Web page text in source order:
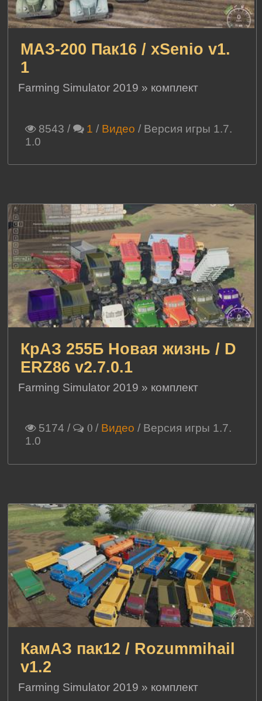
МАЗ-200 Пак16 / xSenio v1.
1
Farming Simulator 2019 » комплект
8543 / 1 / Видео / Версия игры 1.7.
1.0
КрАЗ 255Б Новая жизнь / D
ERZ86 v2.7.0.1
Farming Simulator 2019 » комплект
5174 / 0 / Видео / Версия игры 1.7.
1.0
КамАЗ пак12 / Rozummihail
v1.2
Farming Simulator 2019 » комплект